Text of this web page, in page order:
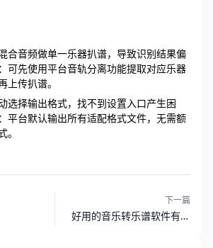
合音频做单一乐器扒谱，导致识别结果偏
可先使用平台音轨分离功能提取对应乐器
上传扒谱。
选择输出格式，找不到设置入口产生困
平台默认输出所有适配格式文件，无需额
。
下一篇
好用的音乐转乐谱软件有哪